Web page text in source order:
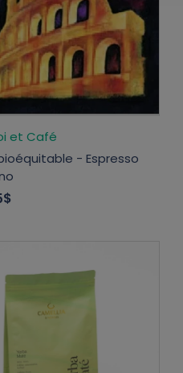
et Café
- Espresso